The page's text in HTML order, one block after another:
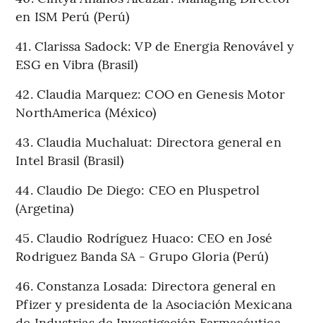
en ISM Perú (Perú)
41. Clarissa Sadock: VP de Energia Renovável y
ESG en Vibra (Brasil)
42. Claudia Marquez: COO en Genesis Motor
NorthAmerica (México)
43. Claudia Muchaluat: Directora general en
Intel Brasil (Brasil)
44. Claudio De Diego: CEO en Pluspetrol
(Argetina)
45. Claudio Rodríguez Huaco: CEO en José
Rodriguez Banda SA - Grupo Gloria (Perú)
46. Constanza Losada: Directora general en
Pfizer y presidenta de la Asociación Mexicana